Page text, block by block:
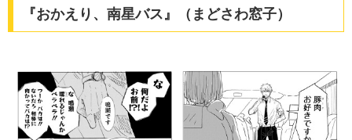
『おかえり、南星バス』（まどさわ窓子）